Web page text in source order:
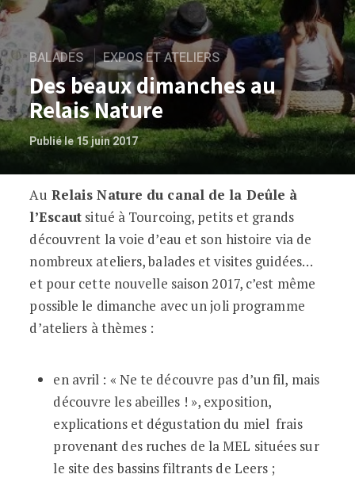
BALADES EXPOS ET ATELIERS
Des beaux dimanches au
Relais Nature
Publié le 15 juin 2017
Des beaux dimanches au Relais Nature
Au Relais Nature du canal de la Deûle à
l’Escaut situé à Tourcoing, petits et grands
découvrent la voie d’eau et son histoire via de
nombreux ateliers, balades et visites guidées…
et pour cette nouvelle saison 2017, c’est même
possible le dimanche avec un joli programme
d’ateliers à thèmes :
en avril : « Ne te découvre pas d’un fil, mais
découvre les abeilles ! », exposition,
explications et dégustation du miel frais
provenant des ruches de la MEL situées sur
le site des bassins filtrants de Leers ;